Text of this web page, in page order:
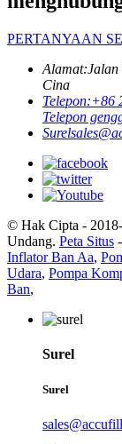
PERTANYAAN
Alamat:Jalan
Cina
Telepon:+86
Telepon
Surel
© Hak Cipta -
Undang. Peta Situs -
Inflator Ban Aa,
Udara, Pompa
Ban,
Surel
Surel